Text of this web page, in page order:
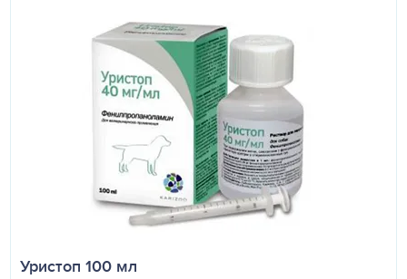
Уристоп 100 мл